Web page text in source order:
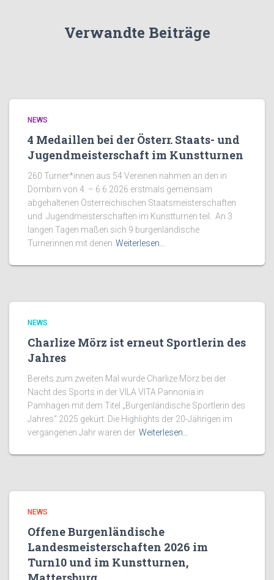
Verwandte Beiträge
NEWS
4 Medaillen bei der Österr. Staats- und
Jugendmeisterschaft im Kunstturnen
260 Turner*innen aus 54 Vereinen nahmen an den in
Dornbirn von 4. – 6.6.2026 erstmals gemeinsam
abgehaltenen Österreichischen Staatsmeisterschaften
und Jugendmeisterschaften im Kunstturnen teil. An 3
langen Tagen maßen sich 9 burgenländische
Turnerinnen mit denen Weiterlesen…
NEWS
Charlize Mörz ist erneut Sportlerin des
Jahres
Bereits zum zweiten Mal wurde Charlize Mörz bei der
Nacht des Sports in der VILA VITA Pannonia in
Pamhagen mit dem Titel „Burgenländische Sportlerin des
Jahres“ 2025 gekürt. Die Highlights der 20-Jährigen im
vergangenen Jahr waren der Weiterlesen…
NEWS
Offene Burgenländische
Landesmeisterschaften 2026 im
Turn10 und im Kunstturnen,